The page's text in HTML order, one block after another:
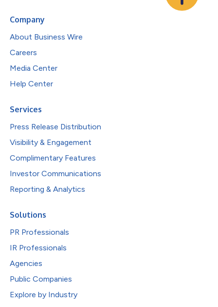
Company
About Business Wire
Careers
Media Center
Help Center
Services
Press Release Distribution
Visibility & Engagement
Complimentary Features
Investor Communications
Reporting & Analytics
Solutions
PR Professionals
IR Professionals
Agencies
Public Companies
Explore by Industry